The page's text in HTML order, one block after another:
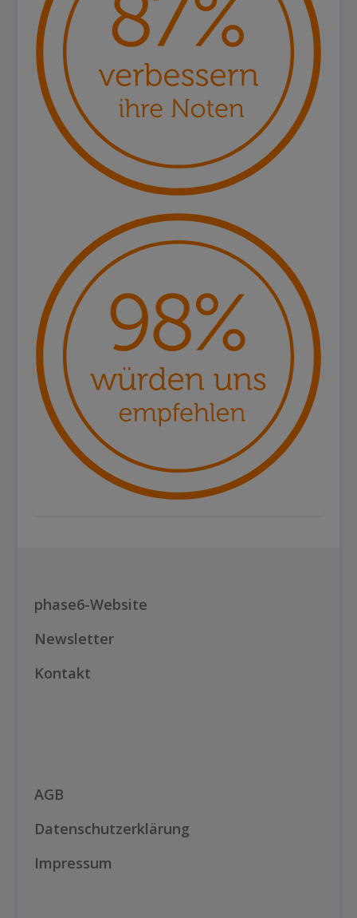
phase6-Website
Newsletter
Kontakt
AGB
Datenschutzerklärung
Impressum